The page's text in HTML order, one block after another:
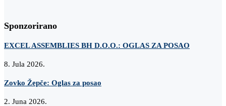
Sponzorirano
EXCEL ASSEMBLIES BH D.O.O.: OGLAS ZA POSAO
8. Jula 2026.
Zovko Žepče: Oglas za posao
2. Juna 2026.